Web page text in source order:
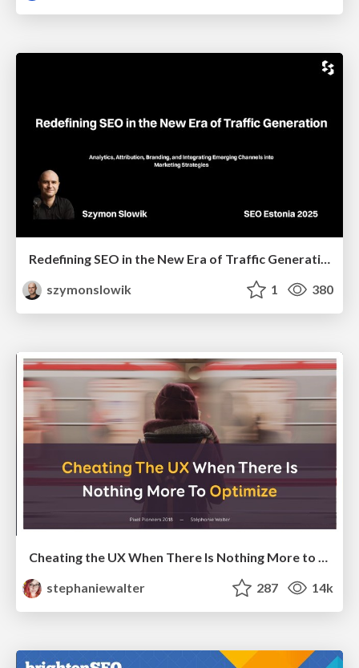
szymonslowik
1 380
Cheating the UX When There Is Nothing More to Optimize - PixelPioneers
stephaniewalter
287 14k